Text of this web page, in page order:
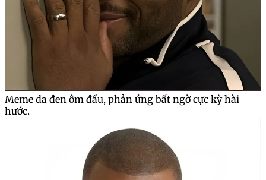
Meme da đen ôm đầu, phản ứng bất ngờ cực kỳ hài
hước.